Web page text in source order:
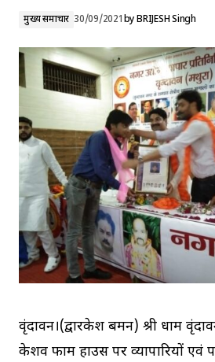
मुख्य समाचार 30/09/2021byBRIJESH Singh
वृंदावन।(द्वारकेश बर्मन) श्री धाम
केशव फार्म हाउस पर व्यापारियों एवं